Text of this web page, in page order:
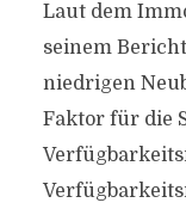
Laut dem
seinem
niedrigen
Faktor für die